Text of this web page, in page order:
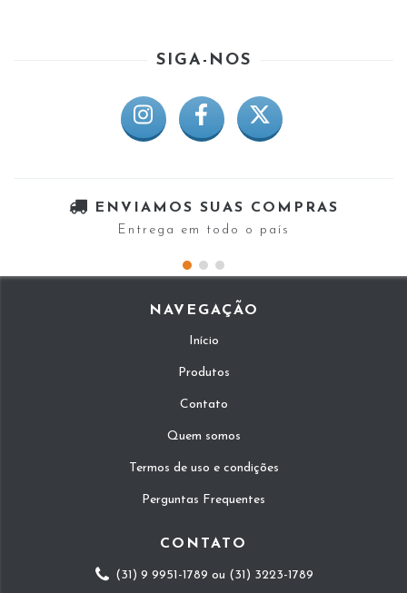
SIGA-NOS
ENVIAMOS SUAS COMPRAS
Entrega em todo o país
NAVEGAÇÃO
Início
Produtos
Contato
Quem somos
Termos de uso e condições
Perguntas Frequentes
CONTATO
(31) 9 9951-1789 ou (31) 3223-1789